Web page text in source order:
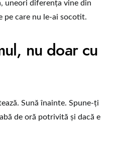
uneori diferența vine din
pe care nu le-ai socotit.
nu doar cu
Sună înainte. Spune-ți
de oră potrivită și dacă e